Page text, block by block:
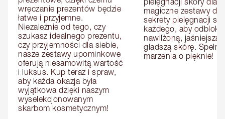
wręczanie prezentów będzie
łatwe i przyjemne.
Niezależnie od tego, czy
szukasz idealnego prezentu,
czy przyjemności dla siebie,
nasze zestawy upominkowe
oferują niesamowitą wartość
i luksus. Kup teraz i spraw,
aby każda okazja była
wyjątkowa dzięki naszym
wyselekcjonowanym
skarbom kosmetycznym!
magiczne zestawy dla
sekrety pielęgnacji
każdego, aby
nawilżoną, jaśniejszą i
gładszą skórę.
marzenia o pięknie!